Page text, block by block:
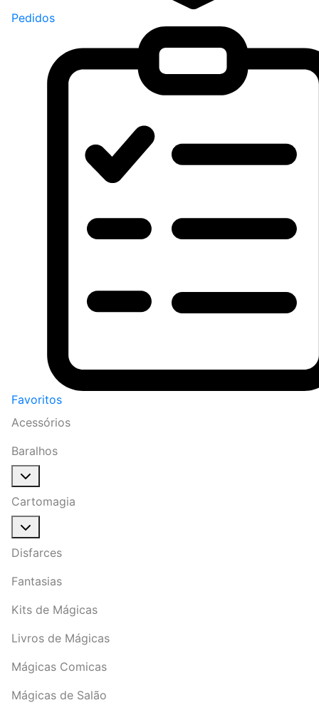
Pedidos
Favoritos
Acessórios
Baralhos
Cartomagia
Disfarces
Fantasias
Kits de Mágicas
Livros de Mágicas
Mágicas Comicas
Mágicas de Salão